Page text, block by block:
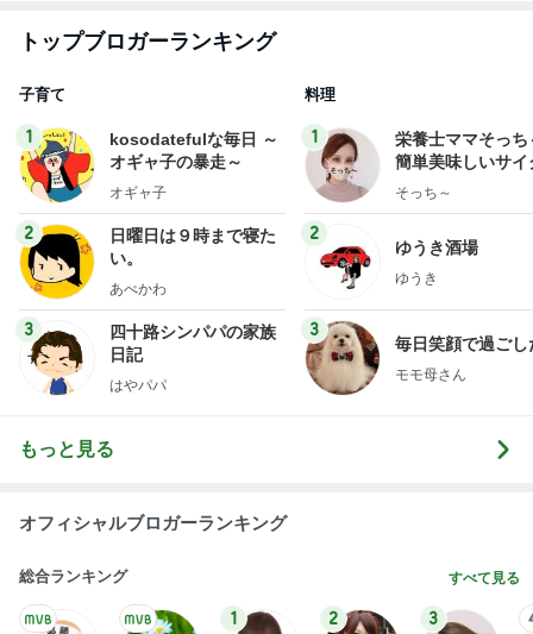
トップブロガーランキング
子育て
1
kosodatefulな毎日 ～
オギャ子の暴走～
オギャ子
2
日曜日は９時まで寝た
い。
あべかわ
3
四十路シンパパの家族
日記
はやパパ
料理
1
栄養士ママそっち
簡単美味しいサイ
献立
そっち～
2
ゆうき酒場
ゆうき
3
毎日笑顔で過ごし
モモ母さん
もっと見る
オフィシャルブロガーランキング
総合ランキング すべて見る
1 2 3